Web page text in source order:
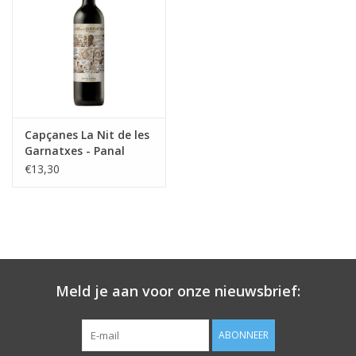
compacter is.
Capçanes La Nit de les
Garnatxes - Panal
(Sand)
€13,30
Meld je aan voor onze nieuwsbrief:
ABONNEER